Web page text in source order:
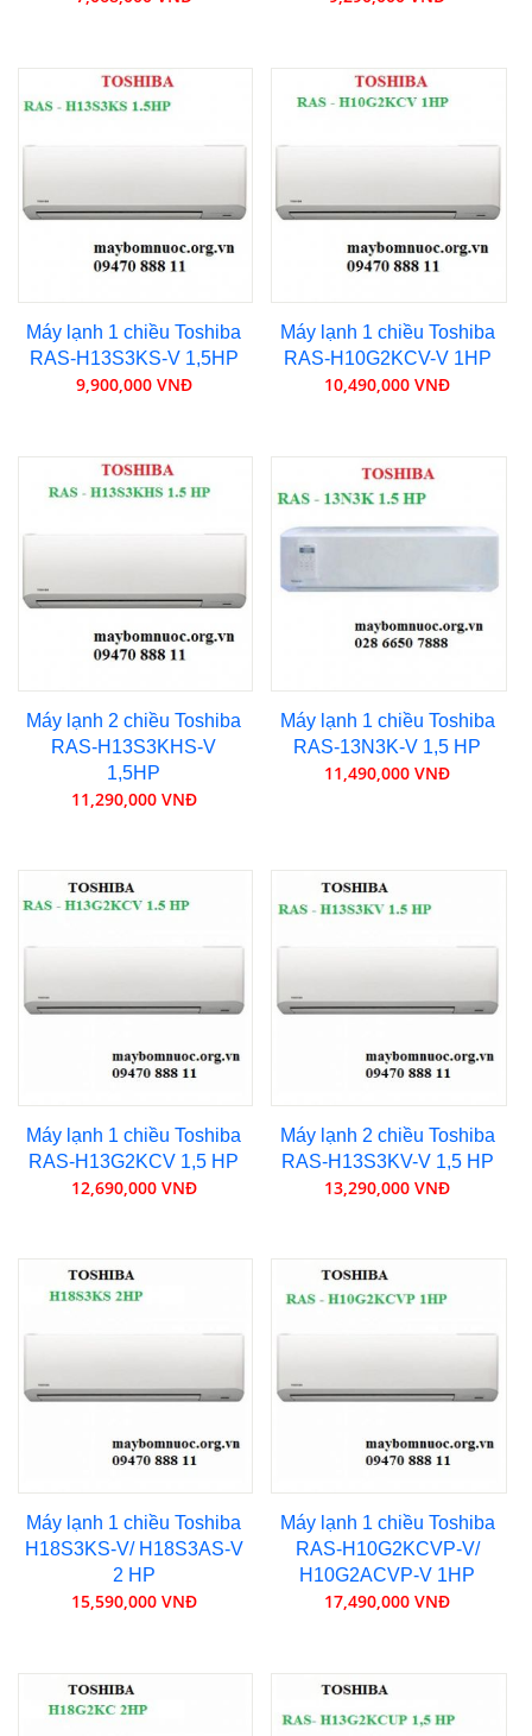
Máy lạnh 1 chiều Toshiba
RAS-H13S3KS-V 1,5HP
9,900,000 VNĐ
Máy lạnh 1 chiều Toshiba
RAS-H10G2KCV-V 1HP
10,490,000 VNĐ
Máy lạnh 2 chiều Toshiba
RAS-H13S3KHS-V
1,5HP
11,290,000 VNĐ
Máy lạnh 1 chiều Toshiba
RAS-13N3K-V 1,5 HP
11,490,000 VNĐ
Máy lạnh 1 chiều Toshiba
RAS-H13G2KCV 1,5 HP
12,690,000 VNĐ
Máy lạnh 2 chiều Toshiba
RAS-H13S3KV-V 1,5 HP
13,290,000 VNĐ
Máy lạnh 1 chiều Toshiba
H18S3KS-V/ H18S3AS-V
2 HP
15,590,000 VNĐ
Máy lạnh 1 chiều Toshiba
RAS-H10G2KCVP-V/
H10G2ACVP-V 1HP
17,490,000 VNĐ